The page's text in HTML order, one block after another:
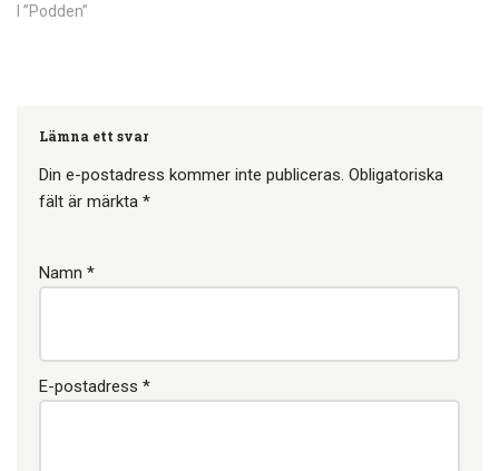
"Därför är det så attans bra
I ”Podden”
Lämna ett svar
Din e-postadress kommer inte publiceras. Obligatoriska
fält är märkta *
Namn *
E-postadress *